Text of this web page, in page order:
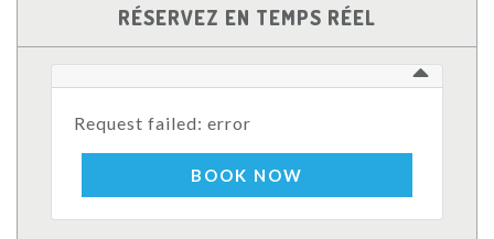
RÉSERVEZ EN TEMPS RÉEL
Request failed: error
BOOK NOW